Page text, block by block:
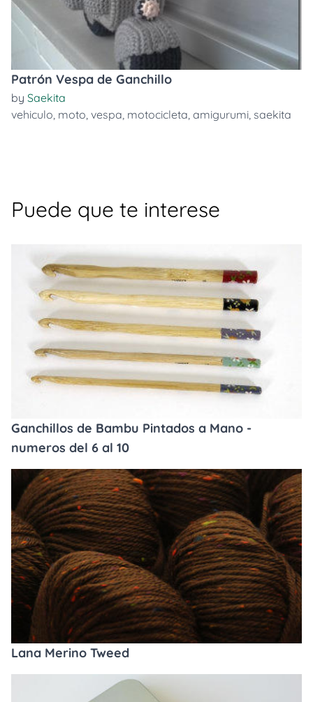
Patrón Vespa de Ganchillo
by Saekita
vehiculo, moto, vespa, motocicleta, amigurumi, saekita
Puede que te interese
Ganchillos de Bambu Pintados a Mano -
numeros del 6 al 10
Lana Merino Tweed